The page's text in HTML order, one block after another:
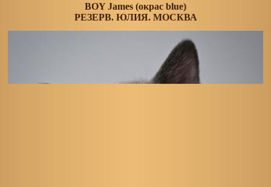
BOY James (окрас blue)
РЕЗЕРВ. ЮЛИЯ. МОСКВА